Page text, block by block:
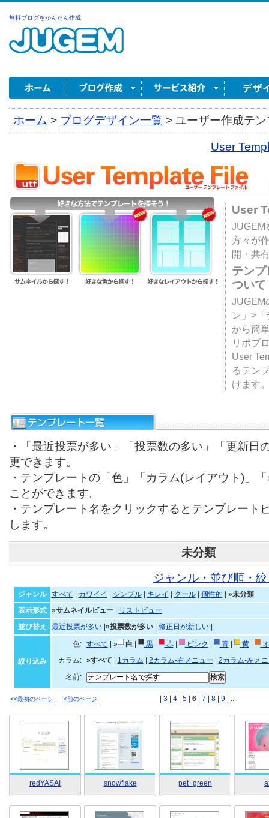
無料ブログをかんたん作成
ホーム > ブログデザイン一覧 > ユーザー作成テ
User
User
JUGEM
方々が
開・共
テン
ついて
JUGEM
ン」>
から簡
リポブ
User
るテン
けます
・「最近投票が多い」「投票数の多い」「更新日
更できます。
・テンプレートの「色」「カラム(レイアウト)」
ことができます。
・テンプレート名をクリックするとテンプレート
します。
未分類
ジャンル・並び順・
ジャンル すべて カワイイ シンプル| キレイ クール| 個性的
»未分類
表示形式
»サムネイルビュー|
リストビュー
並び替え
最近投票が多い| »投票数が多い| 修正日が新しい|
絞り込み
色: すべて » 白 黒| 赤| ピンク 青| 黄|
カラム:
»すべて 1カラム 2カラム-右メニュー
2カラム-左メ
名前:
<<最初のページ <前のページ 3 4 5 6 7 8 9 | ...
redYASAI snowflake pet_green